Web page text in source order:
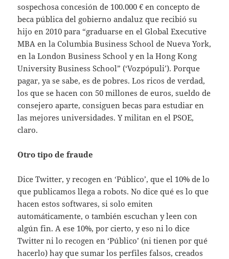
sospechosa concesión de 100.000 € en concepto de
beca pública del gobierno andaluz que recibió su
hijo en 2010 para “graduarse en el Global Executive
MBA en la Columbia Business School de Nueva York,
en la London Business School y en la Hong Kong
University Business School” (‘Vozpópuli’). Porque
pagar, ya se sabe, es de pobres. Los ricos de verdad,
los que se hacen con 50 millones de euros, sueldo de
consejero aparte, consiguen becas para estudiar en
las mejores universidades. Y militan en el PSOE,
claro.
Otro tipo de fraude
Dice Twitter, y recogen en ‘Público’, que el 10% de lo
que publicamos llega a robots. No dice qué es lo que
hacen estos softwares, si solo emiten
automáticamente, o también escuchan y leen con
algún fin. A ese 10%, por cierto, y eso ni lo dice
Twitter ni lo recogen en ‘Público’ (ni tienen por qué
hacerlo) hay que sumar los perfiles falsos, creados